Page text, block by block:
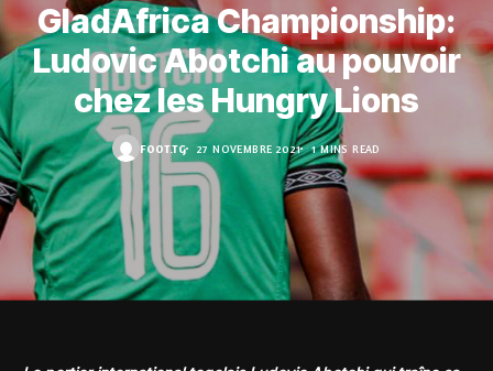
GladAfrica Championship:
Ludovic Abotchi au pouvoir
chez les Hungry Lions
FOOT.TG 27 NOVEMBRE 2021 1 MINS READ